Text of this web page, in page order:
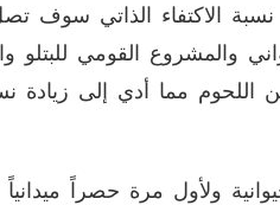
والمشروع القومي
اللحوم مما أدي إلى زيادة
ولأول مرة حصراً